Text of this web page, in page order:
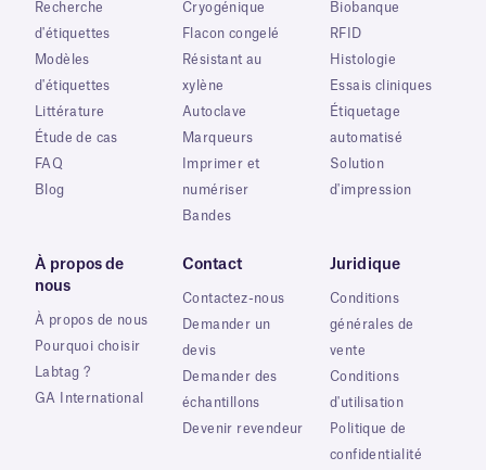
Recherche
d'étiquettes
Modèles
d'étiquettes
Littérature
Étude de cas
FAQ
Blog
Cryogénique
Flacon congelé
Résistant au
xylène
Autoclave
Marqueurs
Imprimer et
numériser
Bandes
Biobanque
RFID
Histologie
Essais cliniques
Étiquetage
automatisé
Solution
d'impression
À propos de
nous
À propos de nous
Pourquoi choisir
Labtag ?
GA International
Contact
Contactez-nous
Demander un
devis
Demander des
échantillons
Devenir revendeur
Juridique
Conditions
générales de
vente
Conditions
d'utilisation
Politique de
confidentialité